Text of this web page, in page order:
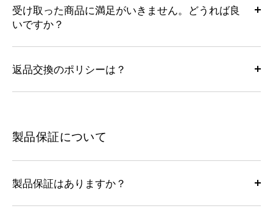
受け取った商品に満足がいきません。どうれば良
いですか？
返品交換のポリシーは？
製品保証について
製品保証はありますか？